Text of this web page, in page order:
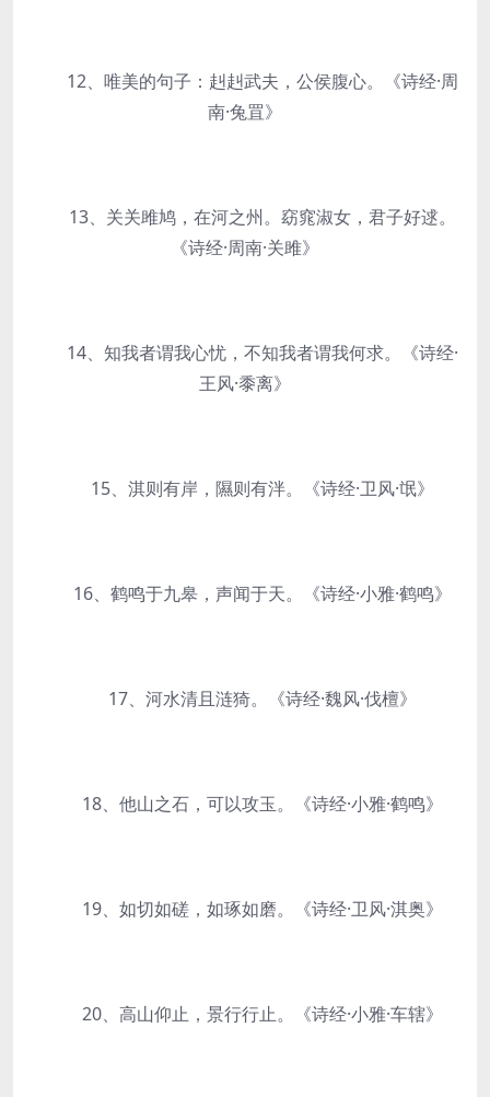
12、唯美的句子：赳赳武夫，公侯腹心。《诗经·周
南·兔罝》
13、关关雎鸠，在河之州。窈窕淑女，君子好逑。
《诗经·周南·关雎》
14、知我者谓我心忧，不知我者谓我何求。《诗经·
王风·黍离》
15、淇则有岸，隰则有泮。《诗经·卫风·氓》
16、鹤鸣于九皋，声闻于天。《诗经·小雅·鹤鸣》
17、河水清且涟猗。《诗经·魏风·伐檀》
18、他山之石，可以攻玉。《诗经·小雅·鹤鸣》
19、如切如磋，如琢如磨。《诗经·卫风·淇奥》
20、高山仰止，景行行止。《诗经·小雅·车辖》